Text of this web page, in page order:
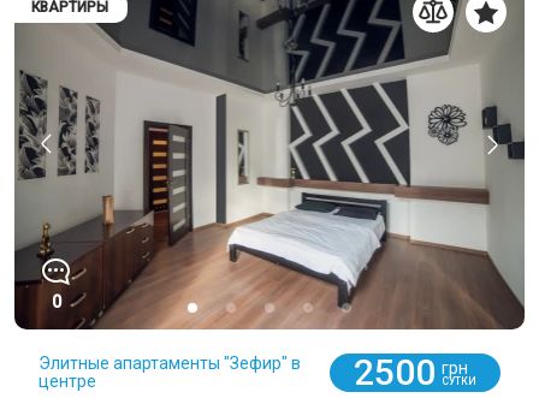
КВАРТИРЫ
0
Элитные апартаменты "Зефир" в
центре
2500 грн
СУТКИ